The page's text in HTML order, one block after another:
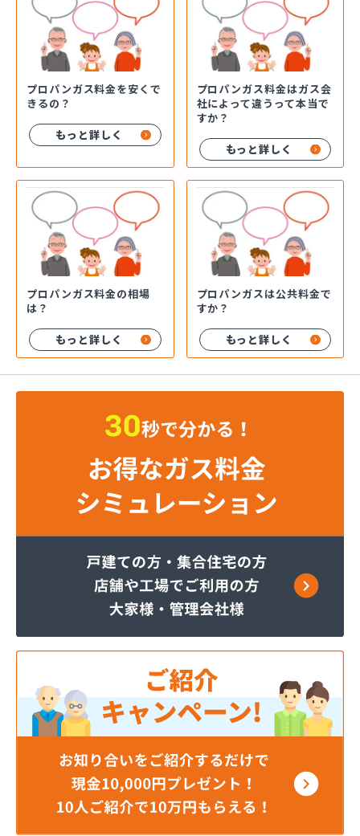
プロパンガス料金を安くで
きるの？
もっと詳しく
プロパンガス料金はガス会
社によって違うって本当で
すか？
もっと詳しく
プロパンガス料金の相場
は？
もっと詳しく
プロパンガスは公共料金で
すか？
もっと詳しく